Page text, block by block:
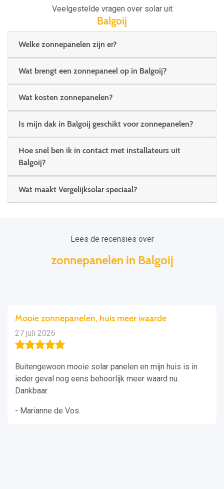
Veelgestelde vragen over solar uit
Balgoij
Welke zonnepanelen zijn er?
Wat brengt een zonnepaneel op in Balgoij?
Wat kosten zonnepanelen?
Is mijn dak in Balgoij geschikt voor zonnepanelen?
Hoe snel ben ik in contact met installateurs uit
Balgoij?
Wat maakt Vergelijksolar speciaal?
Lees de recensies over
zonnepanelen in Balgoij
Mooie zonnepanelen, huis meer waarde
27 juli 2026
Buitengewoon mooie solar panelen en mijn huis is in
ieder geval nog eens behoorlijk meer waard nu.
Dankbaar.
- Marianne de Vos